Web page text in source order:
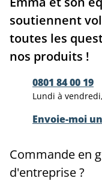
soutiennent
toutes les
nos produits !
0801 84 00 19
Lundi à
Envoie-moi
Commande en
d'entreprise ?